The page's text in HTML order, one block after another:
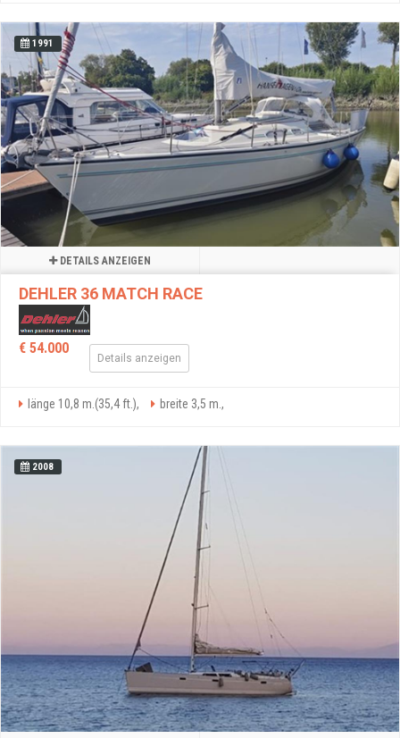
1991
DETAILS ANZEIGEN
DEHLER 36 MATCH RACE
€ 54.000
Details anzeigen
länge 10,8 m.(35,4 ft.), breite 3,5 m.,
2008